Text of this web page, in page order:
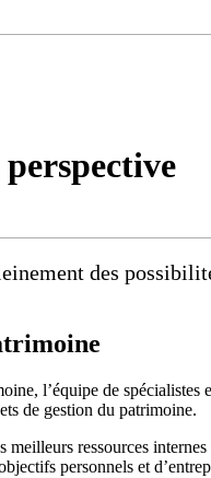
des
l’équipe de spécialistes
de gestion du patrimoine.
ressources
personnels et